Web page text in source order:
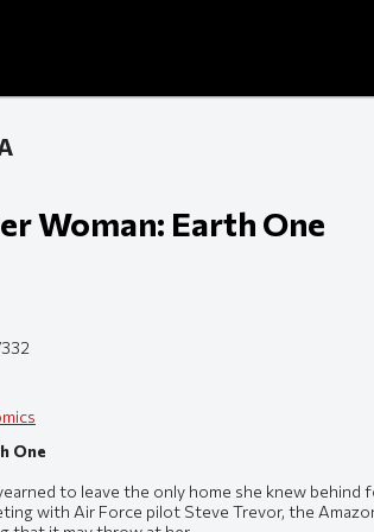
Woman: Earth One
One
to leave the only home she knew
with Air Force pilot Steve Trevor, the